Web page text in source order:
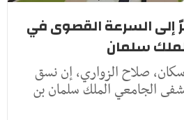
إلى السرعة القصوى في
سلمان
صلاح الزواري، إن نسق
الجامعي الملك سلمان بن